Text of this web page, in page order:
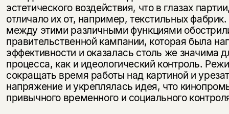
эстетического воздействия, что в глазах
отличало их от, например, текстильных
между этими различными функциями
правительственной кампании, которая была
эффективности и оказалась столь же значима
процесса, как и идеологический контроль.
сокращать время работы над картиной и
напряжение и укреплялась идея, что
привычного временного и социального